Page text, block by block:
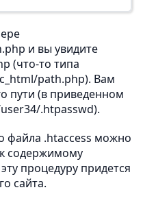
и вы увидите
(что-то типа
path.php). Вам
пути (в приведенном
.htpasswd).
файла .htaccess можно
содержимому
процедуру придется
сайта.